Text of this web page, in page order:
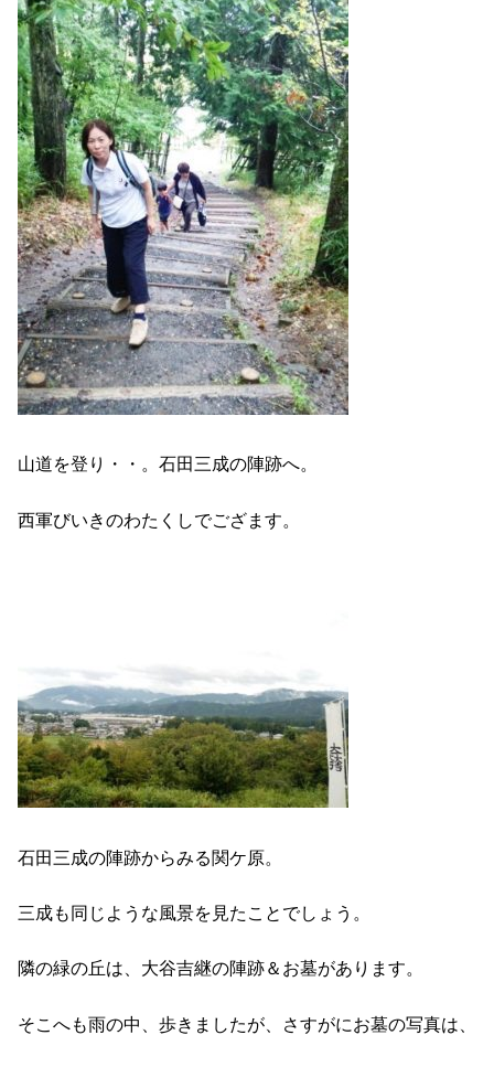
山道を登り・・。石田三成の陣跡へ。
西軍びいきのわたくしでござます。
石田三成の陣跡からみる関ケ原。
三成も同じような風景を見たことでしょう。
隣の緑の丘は、大谷吉継の陣跡＆お墓があります。
そこへも雨の中、歩きましたが、さすがにお墓の写真は、